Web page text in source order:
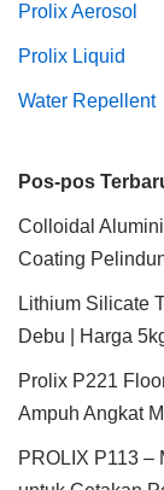
Prolix Aerosol
Prolix Liquid
Water Repellent
Pos-pos
Colloidal
Coating
Lithium Silicate
Debu | Harga
Prolix P221
Ampuh Angkat
PROLIX P113 –